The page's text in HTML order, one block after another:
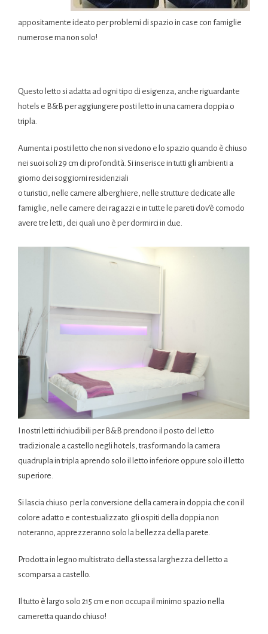
appositamente ideato per problemi di spazio in case con famiglie
numerose ma non solo!
Questo letto si adatta ad ogni tipo di esigenza, anche riguardante
hotels e B&B per aggiungere posti letto in una camera doppia o
tripla.
Aumenta i posti letto che non si vedono e lo spazio quando è chiuso
nei suoi soli 29 cm di profondità. Si inserisce in tutti gli ambienti a
giorno dei soggiorni residenziali
o turistici, nelle camere alberghiere, nelle strutture dedicate alle
famiglie, nelle camere dei ragazzi e in tutte le pareti dov’è comodo
avere tre letti, dei quali uno è per dormirci in due.
I nostri letti richiudibili per B&B prendono il posto del letto
tradizionale a castello negli hotels, trasformando la camera
quadrupla in tripla aprendo solo il letto inferiore oppure solo il letto
superiore.
Si lascia chiuso per la conversione della camera in doppia che con il
colore adatto e contestualizzato gli ospiti della doppia non
noteranno, apprezzeranno solo la bellezza della parete.
Prodotta in legno multistrato della stessa larghezza del letto a
scomparsa a castello.
Il tutto è largo solo 215 cm e non occupa il minimo spazio nella
cameretta quando chiuso!